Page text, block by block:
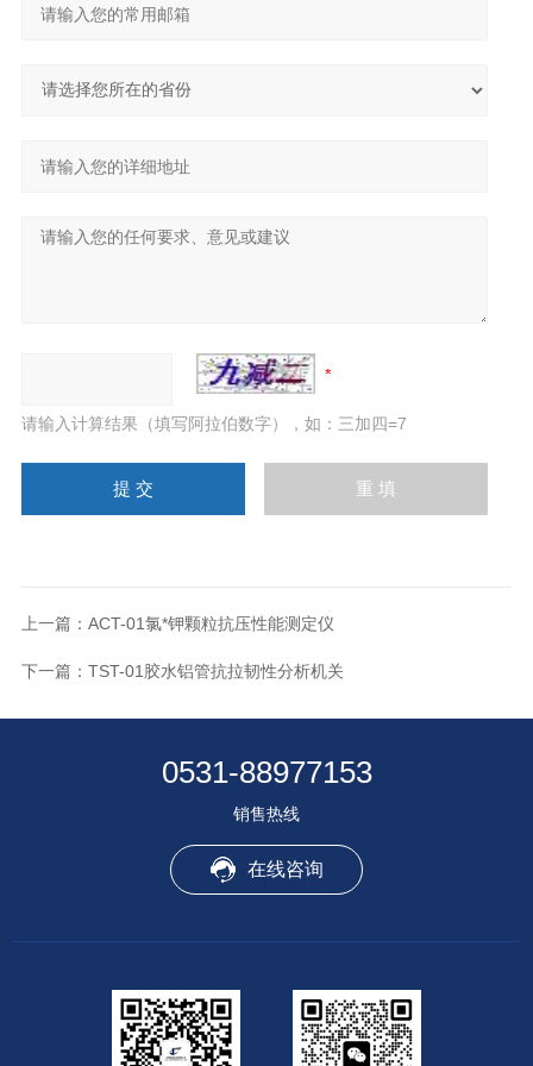
请输入计算结果（填写阿拉伯数字），如：三加四=7
上一篇： ACT-01氯*钾颗粒抗压性能测定仪
下一篇： TST-01胶水铝管抗拉韧性分析机关
0531-88977153
销售热线
在线咨询